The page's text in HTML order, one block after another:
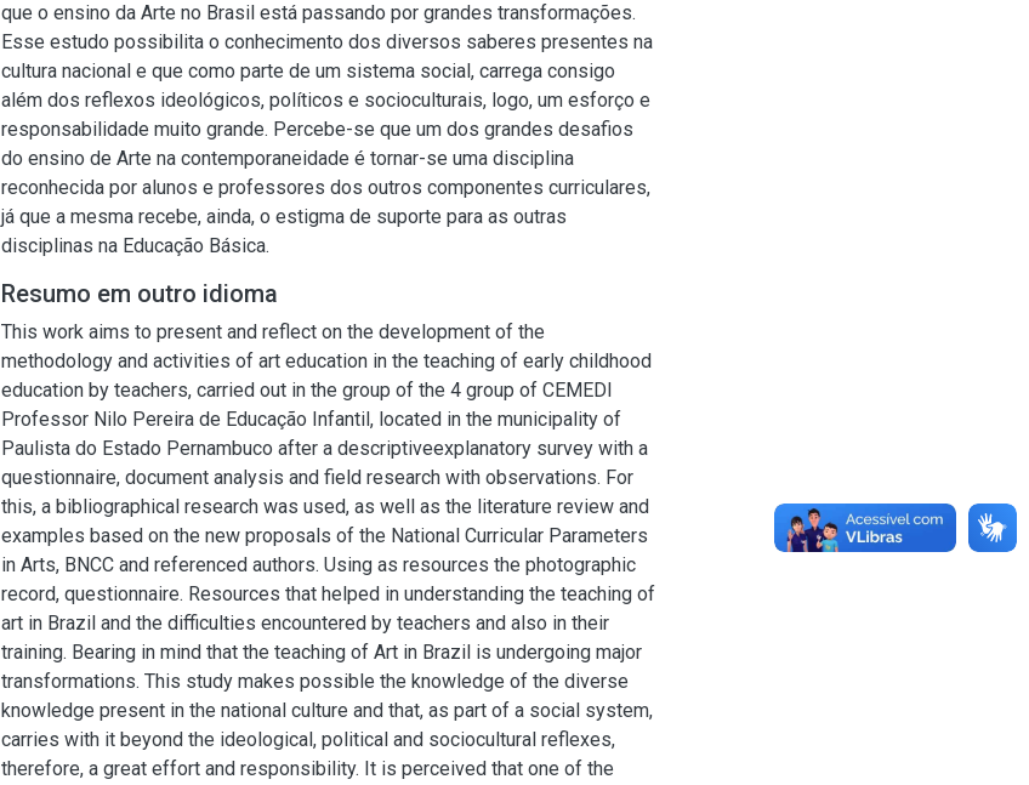
que o ensino da Arte no Brasil está passando por grandes transformações.
Esse estudo possibilita o conhecimento dos diversos saberes presentes na
cultura nacional e que como parte de um sistema social, carrega consigo
além dos reflexos ideológicos, políticos e socioculturais, logo, um esforço e
responsabilidade muito grande. Percebe-se que um dos grandes desafios
do ensino de Arte na contemporaneidade é tornar-se uma disciplina
reconhecida por alunos e professores dos outros componentes curriculares,
já que a mesma recebe, ainda, o estigma de suporte para as outras
disciplinas na Educação Básica.
Resumo em outro idioma
This work aims to present and reflect on the development of the
methodology and activities of art education in the teaching of early childhood
education by teachers, carried out in the group of the 4 group of CEMEDI
Professor Nilo Pereira de Educação Infantil, located in the municipality of
Paulista do Estado Pernambuco after a descriptiveexplanatory survey with a
questionnaire, document analysis and field research with observations. For
this, a bibliographical research was used, as well as the literature review and
examples based on the new proposals of the National Curricular Parameters
in Arts, BNCC and referenced authors. Using as resources the photographic
record, questionnaire. Resources that helped in understanding the teaching of
art in Brazil and the difficulties encountered by teachers and also in their
training. Bearing in mind that the teaching of Art in Brazil is undergoing major
transformations. This study makes possible the knowledge of the diverse
knowledge present in the national culture and that, as part of a social system,
carries with it beyond the ideological, political and sociocultural reflexes,
therefore, a great effort and responsibility. It is perceived that one of the